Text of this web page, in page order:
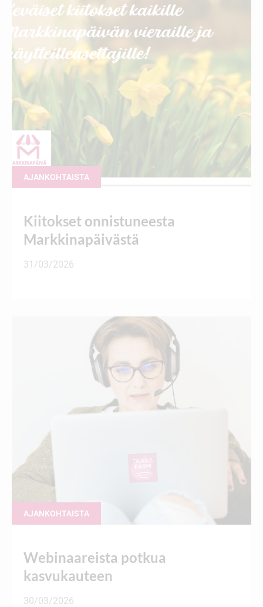
AJANKOHTAISTA
Kiitokset onnistuneesta
Markkinapäivästä
31/03/2026
AJANKOHTAISTA
Webinaareista potkua
kasvukauteen
30/03/2026